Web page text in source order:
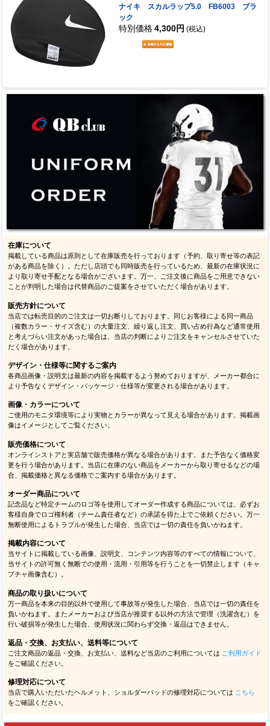
ナイキ スカルラップ5.0 FB6003 ブラ
ック
特別価格 4,300円 (税込)
在庫について
掲載している商品は原則として在庫販売を行っております（予約、取り寄せ等の表記
がある商品を除く）。ただし店頭でも同時販売を行っているため、最新の在庫状況に
より取り寄せ手配となる場合がございます。万一、ご注文後に商品をご用意できない
ことが判明した場合は代替商品のご提案をさせていただく場合があります。
販売方針について
当店では転売目的のご注文は一切お断りしております。同じお客様による同一商品
（複数カラー・サイズ含む）の大量注文、繰り返し注文、買い占め行為など通常使用
と考えづらい注文があった場合は、当店の判断によりご注文をキャンセルさせていた
だく場合があります。
デザイン・仕様等に関するご案内
各商品画像・説明文は最新の内容を掲載するよう努めておりますが、メーカー都合に
より予告なくデザイン・パッケージ・仕様等が変更される場合があります。
画像・カラーについて
ご使用のモニタ環境等により実物とカラーが異なって見える場合があります。掲載画
像はイメージとしてご覧ください。
販売価格について
オンラインストアと実店舗で販売価格が異なる場合があります。また予告なく価格変
更を行う場合があります。当店に在庫のない商品をメーカーから取り寄せるなどの場
合、掲載価格と異なる価格でご案内する場合があります。
オーダー商品について
記念品など特定チームのロゴ等を使用してオーダー作成する商品については、必ずお
客様自身でロゴ権利者（チーム責任者など）の承諾を得た上でご依頼ください。万一
無断使用によるトラブルが発生した場合、当店では一切の責任を負いかねます。
掲載内容について
当サイトに掲載している画像、説明文、コンテンツ内容等のすべての情報について、
当サイトの許可無く無断での使用・流用・引用等を行うことを一切禁止します（キャ
プチャ画像含む）。
商品の取り扱いについて
万一商品を本来の目的以外で使用して事故等が発生した場合、当店では一切の責任を
負いかねます。またメーカーおよび当店が推奨する以外の方法で管理（洗濯含む）を
行い破損等が発生した場合、使用状況に関わらず交換・返品はできません。
返品・交換、お支払い、送料等について
ご注文商品の返品・交換、お支払い、送料など当店のご利用については ご利用ガイド
をご確認ください。
修理対応について
当店で購入いただいたヘルメット、ショルダーパッドの修理対応については こちら
をご確認ください。